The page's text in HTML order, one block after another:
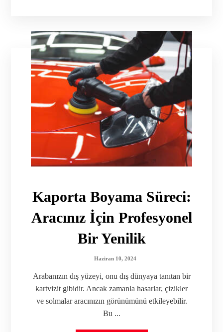
Kaporta Boyama Süreci:
Aracınız İçin Profesyonel
Bir Yenilik
Haziran 10, 2024
Arabanızın dış yüzeyi, onu dış dünyaya tanıtan bir
kartvizit gibidir. Ancak zamanla hasarlar, çizikler
ve solmalar aracınızın görünümünü etkileyebilir.
Bu ...